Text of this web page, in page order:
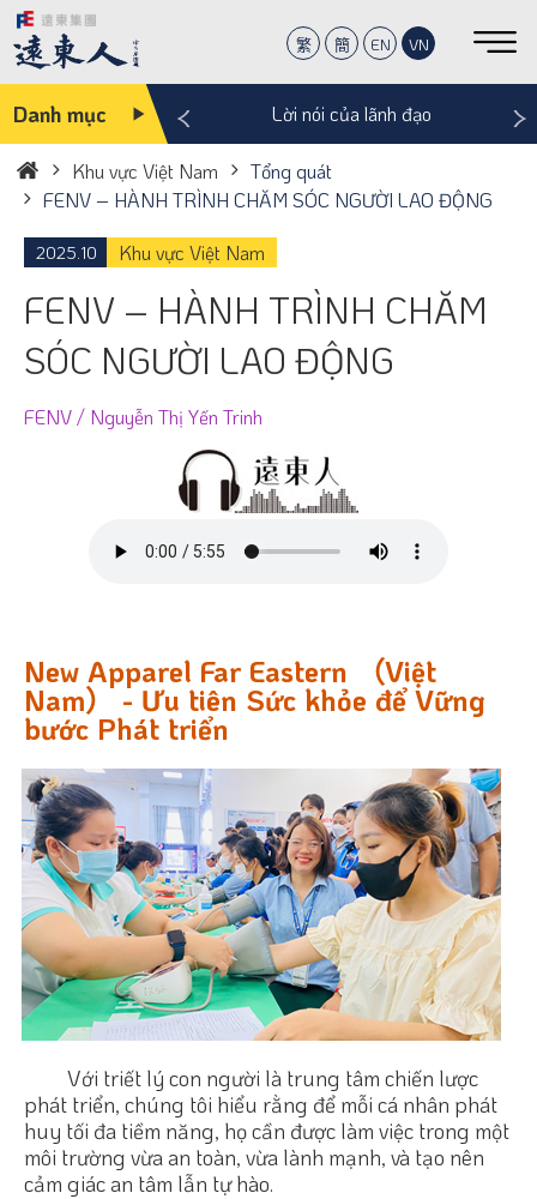
繁 簡 EN VN
Danh mục
khắc ấm lòng Lời nói của lãnh đạo
‹ ›
Trang
Khu vực Việt Nam
Tổng quát
FENV – HÀNH TRÌNH CHĂM SÓC NGƯỜI LAO ĐỘNG
2025.10 Khu vực Việt Nam
FENV – HÀNH TRÌNH CHĂM
SÓC NGƯỜI LAO ĐỘNG
FENV / Nguyễn Thị Yến Trinh
New Apparel Far Eastern （Việt
Nam） - Ưu tiên Sức khỏe để Vững
bước Phát triển
Với triết lý con người là trung tâm chiến lược
phát triển, chúng tôi hiểu rằng để mỗi cá nhân phát
huy tối đa tiềm năng, họ cần được làm việc trong một
môi trường vừa an toàn, vừa lành mạnh, và tạo nên
cảm giác an tâm lẫn tự hào.